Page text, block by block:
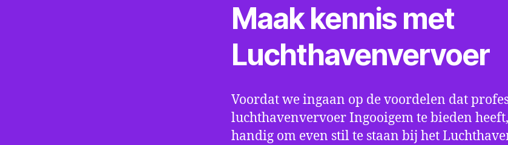
Maak kennis met
Luchthavenvervoer
Voordat we ingaan op de voordelen dat
luchthavenvervoer Ingooigem te bieden
handig om even stil te staan bij het